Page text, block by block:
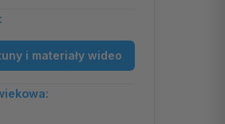
i materiały wideo